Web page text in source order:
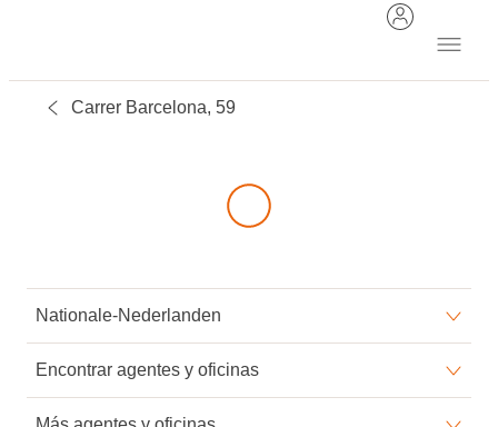
Carrer Barcelona, 59
Nationale-Nederlanden
Conócenos
Sala de prensa
Encontrar agentes y oficinas
Alicante